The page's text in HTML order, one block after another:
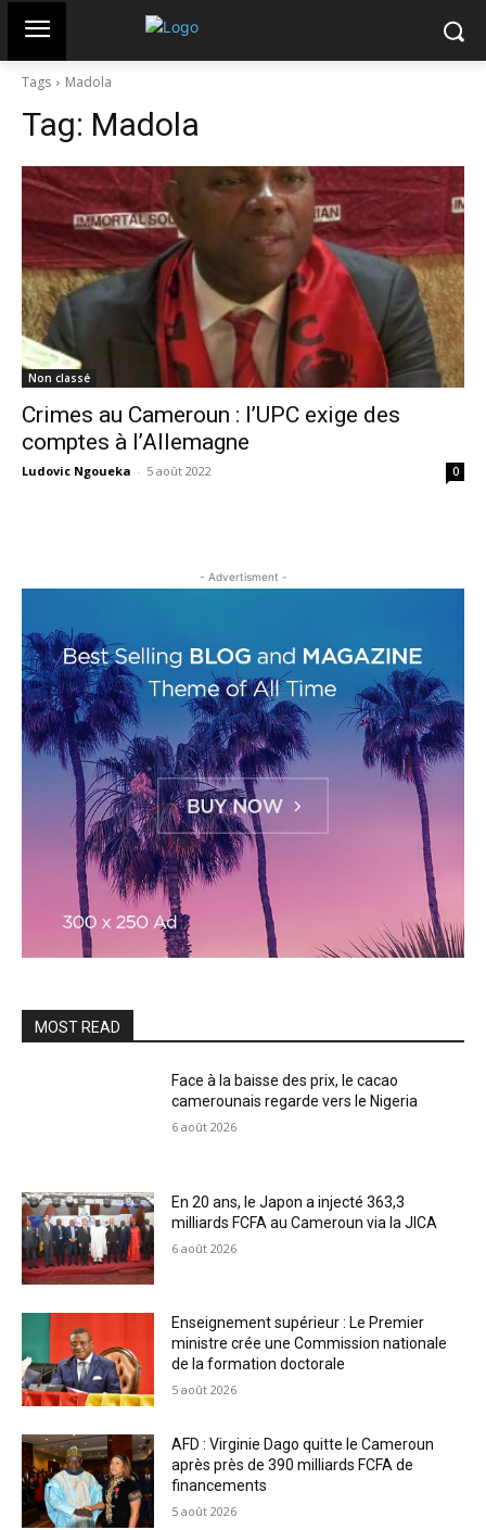
Tags Madola
Tag: Madola
Non classé
Crimes au Cameroun : l’UPC exige des
comptes à l’Allemagne
Ludovic Ngoueka - 5 août 2022 0
- Advertisment -
MOST READ
Face à la baisse des prix, le cacao
camerounais regarde vers le Nigeria
6 août 2026
En 20 ans, le Japon a injecté 363,3
milliards FCFA au Cameroun via la JICA
6 août 2026
Enseignement supérieur : Le Premier
ministre crée une Commission nationale
de la formation doctorale
5 août 2026
AFD : Virginie Dago quitte le Cameroun
après près de 390 milliards FCFA de
financements
5 août 2026